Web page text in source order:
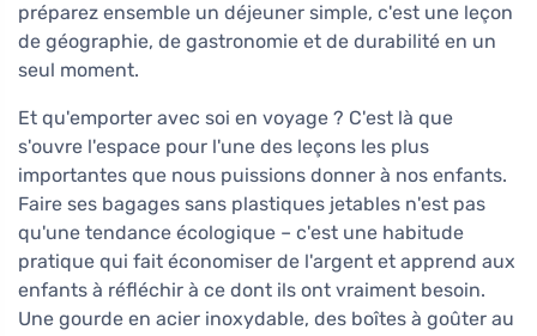
préparez ensemble un déjeuner simple, c'est une leçon
de géographie, de gastronomie et de durabilité en un
seul moment.
Et qu'emporter avec soi en voyage ? C'est là que
s'ouvre l'espace pour l'une des leçons les plus
importantes que nous puissions donner à nos enfants.
Faire ses bagages sans plastiques jetables n'est pas
qu'une tendance écologique – c'est une habitude
pratique qui fait économiser de l'argent et apprend aux
enfants à réfléchir à ce dont ils ont vraiment besoin.
Une gourde en acier inoxydable, des boîtes à goûter au